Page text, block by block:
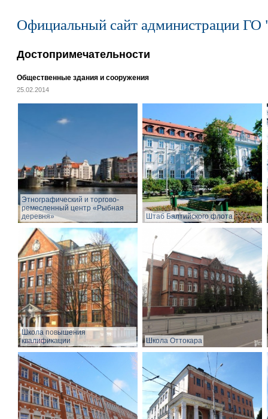
Официальный сайт администрации ГО
Достопримечательности
Общественные здания и сооружения
25.02.2014
Этнографический и торгово-
ремесленный центр «Рыбная
деревня»
Штаб Балтийского флота
Школа повышения
квалификации
Школа Оттокара